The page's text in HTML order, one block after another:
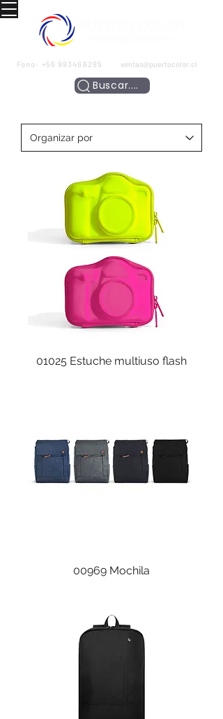
Fono: +56 993466295 ventas@puertocolor.cl
Buscar....
01025 Estuche multiuso flash
00969 Mochila